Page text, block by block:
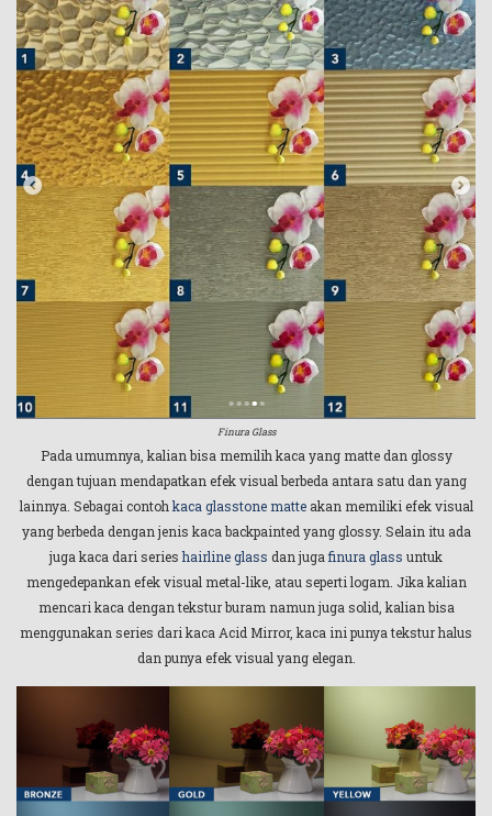
Finura Glass
Pada umumnya, kalian bisa memilih kaca yang matte dan glossy
dengan tujuan mendapatkan efek visual berbeda antara satu dan yang
lainnya. Sebagai contoh kaca glasstone matteakan memiliki efek visual
yang berbeda dengan jenis kaca backpainted yang glossy. Selain itu ada
juga kaca dari series hairline glass dan jugafinura glass untuk
mengedepankan efek visual metal-like, atau seperti logam. Jika kalian
mencari kaca dengan tekstur buram namun juga solid, kalian bisa
menggunakan series dari kaca Acid Mirror, kaca ini punya tekstur halus
dan punya efek visual yang elegan.